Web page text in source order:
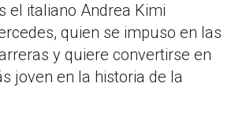
el italiano Andrea Kimi
quien se impuso en las
y quiere convertirse en
joven en la historia de la